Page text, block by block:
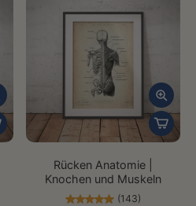
Rücken Anatomie |
Knochen und Muskeln
(143)